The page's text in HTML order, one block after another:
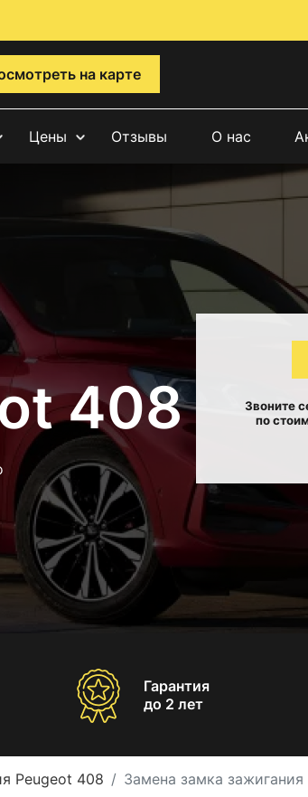
на карте
Цены Отзывы О нас
408
Звоните
по
Гарантия
до 2 лет
Peugeot 408 Замена замка